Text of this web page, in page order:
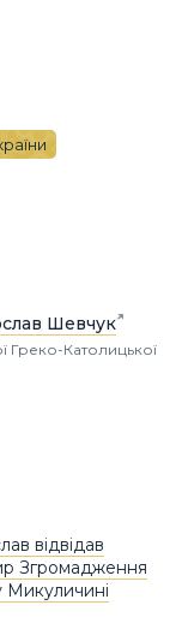
Шевчук
Греко-Католицької
відвідав
Згромадження
Микуличині